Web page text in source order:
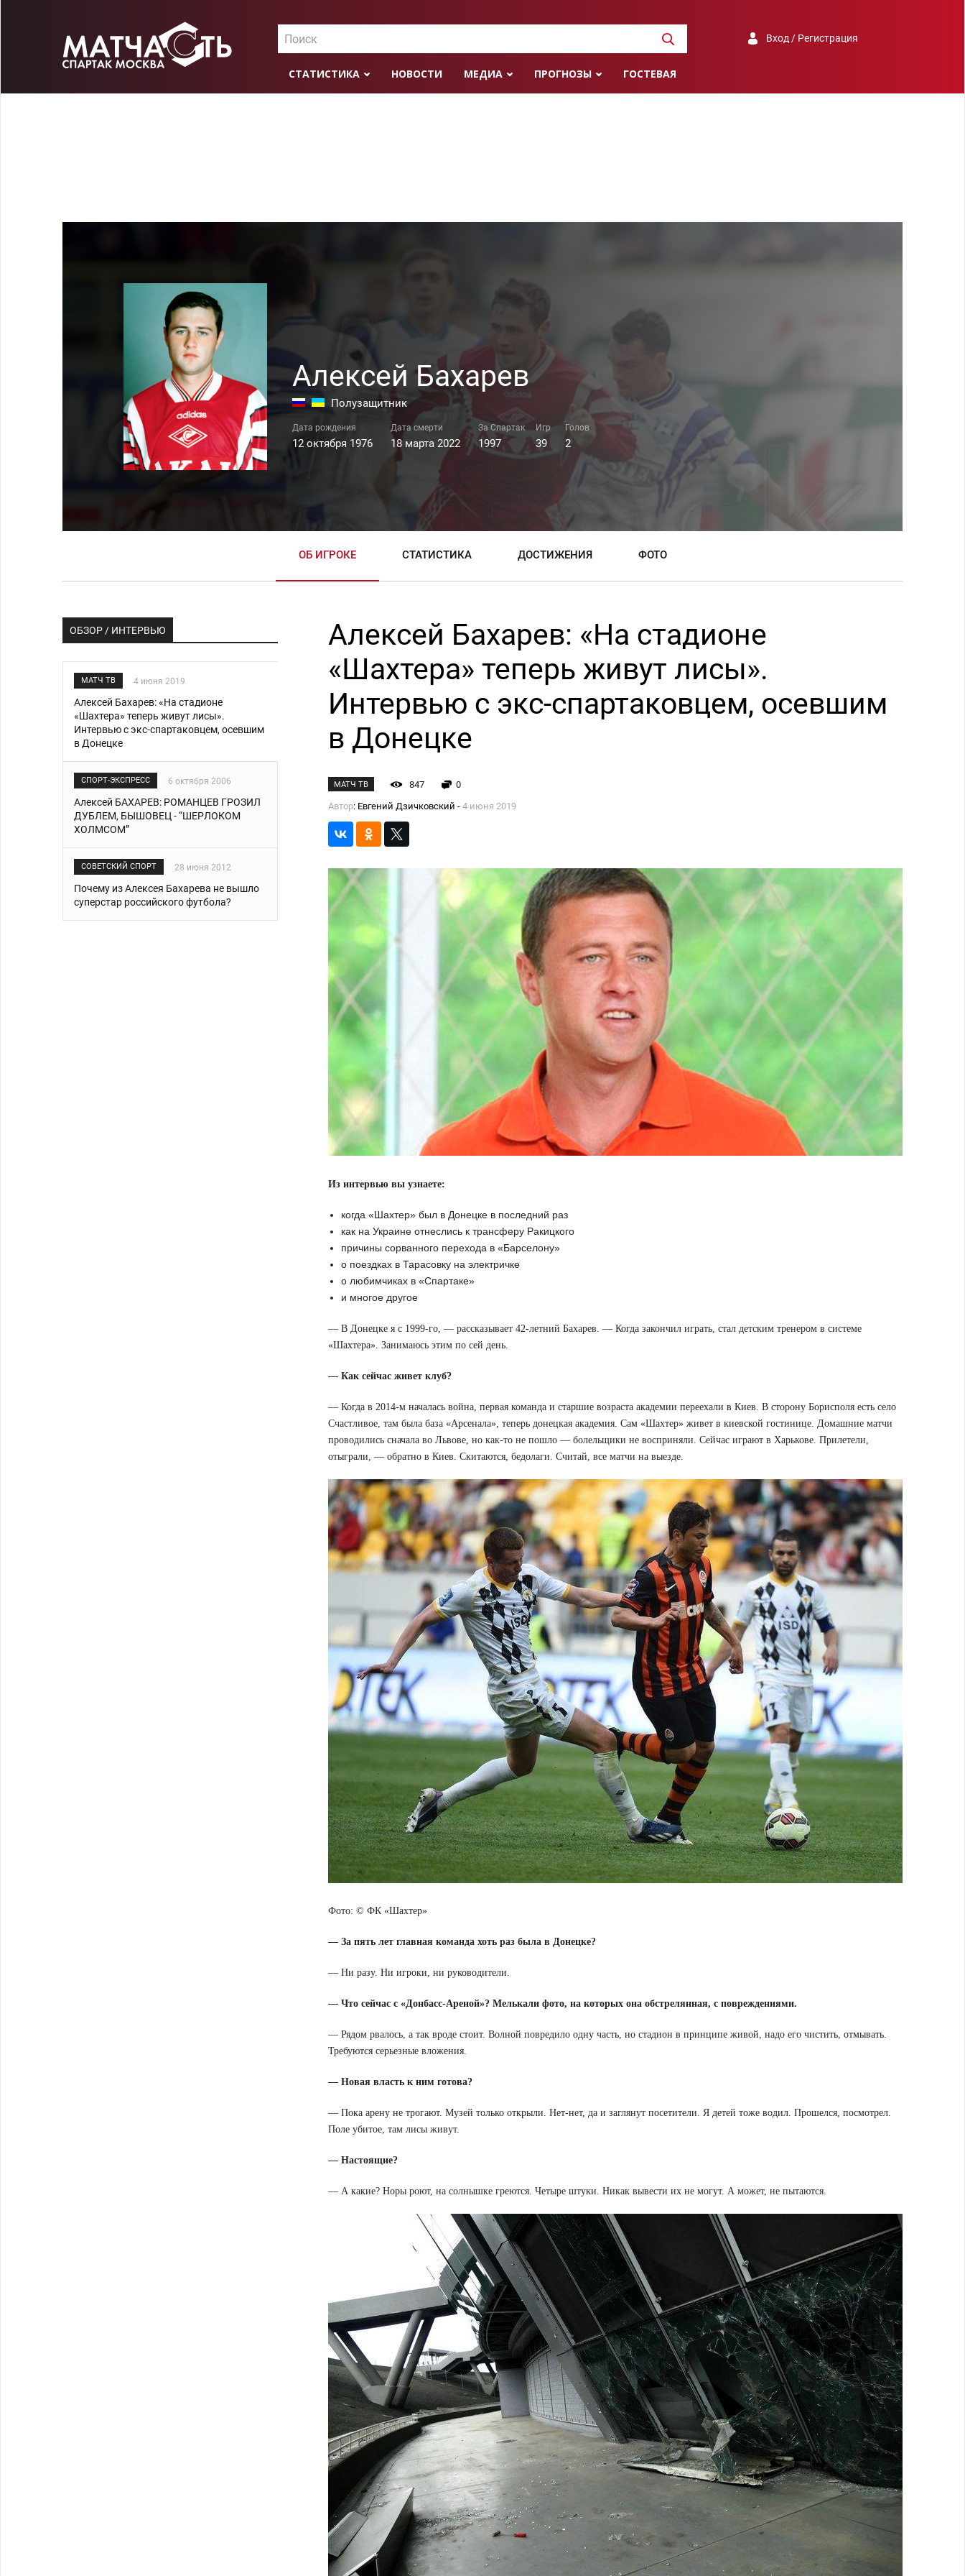
Поиск Вход / Регистрация
СТАТИСТИКА НОВОСТИ МЕДИА ПРОГНОЗЫ ГОСТЕВАЯ
Алексей Бахарев
Полузащитник
12 октября 1976 18 марта 2022 1997 39 2
ОБ ИГРОКЕ СТАТИСТИКА ДОСТИЖЕНИЯ ФОТО
ОБЗОР / ИНТЕРВЬЮ
МАТЧ ТВ 4 июня 2019
Алексей Бахарев: «На стадионе
«Шахтера» теперь живут лисы».
Интервью с экс-спартаковцем, осевшим
в Донецке
СПОРТ-ЭКСПРЕСС 6 октября 2006
Алексей БАХАРЕВ: РОМАНЦЕВ ГРОЗИЛ
ДУБЛЕМ, БЫШОВЕЦ - “ШЕРЛОКОМ
ХОЛМСОМ”
СОВЕТСКИЙ СПОРТ 28 июня 2012
Почему из Алексея Бахарева не вышло
суперстар российского футбола?
Алексей Бахарев: «На стадионе
«Шахтера» теперь живут лисы».
Интервью с экс-спартаковцем, осевшим
в Донецке
МАТЧ ТВ 847
0
Автор: Евгений Дзичковский - 4 июня 2019
Из интервью вы узнаете:
когда «Шахтер» был в Донецке в последний раз
как на Украине отнеслись к трансферу Ракицкого
причины сорванного перехода в «Барселону»
о поездках в Тарасовку на электричке
о любимчиках в «Спартаке»
и многое другое
— В Донецке я с 1999-го, — рассказывает 42-летний Бахарев. — Когда закончил играть, стал детским тренером в системе
«Шахтера». Занимаюсь этим по сей день.
— Как сейчас живет клуб?
— Когда в 2014-м началась война, первая команда и старшие возраста академии переехали в Киев. В сторону Борисполя есть село
Счастливое, там была база «Арсенала», теперь донецкая академия. Сам «Шахтер» живет в киевской гостинице. Домашние матчи
проводились сначала во Львове, но как-то не пошло — болельщики не восприняли. Сейчас играют в Харькове. Прилетели,
отыграли, — обратно в Киев. Скитаются, бедолаги. Считай, все матчи на выезде.
Фото: © ФК «Шахтер»
— За пять лет главная команда хоть раз была в Донецке?
— Ни разу. Ни игроки, ни руководители.
— Что сейчас с «Донбасс-Ареной»? Мелькали фото, на которых она обстрелянная, с повреждениями.
— Рядом рвалось, а так вроде стоит. Волной повредило одну часть, но стадион в принципе живой, надо его чистить, отмывать.
Требуются серьезные вложения.
— Новая власть к ним готова?
— Пока арену не трогают. Музей только открыли. Нет-нет, да и заглянут посетители. Я детей тоже водил. Прошелся, посмотрел.
Поле убитое, там лисы живут.
— Настоящие?
— А какие? Норы роют, на солнышке греются. Четыре штуки. Никак вывести их не могут. А может, не пытаются.